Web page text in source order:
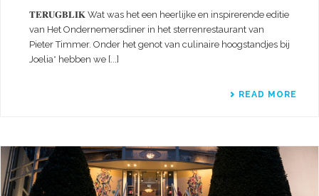
𝐓𝐄𝐑𝐔𝐆𝐁𝐋𝐈𝐊 Wat was het een heerlijke en inspirerende editie
van Het Ondernemersdiner in het sterrenrestaurant van
Pieter Timmer. Onder het genot van culinaire hoogstandjes bij
Joelia* hebben we [...]
READ MORE